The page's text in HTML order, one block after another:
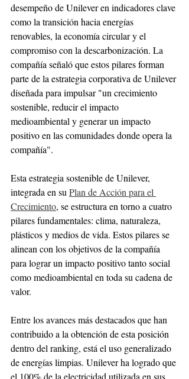
desempeño de Unilever en indicadores clave
como la transición hacia energías
renovables, la economía circular y el
compromiso con la descarbonización. La
compañía señaló que estos pilares forman
parte de la estrategia corporativa de Unilever
diseñada para impulsar "un crecimiento
sostenible, reducir el impacto
medioambiental y generar un impacto
positivo en las comunidades donde opera la
compañía".
Esta estrategia sostenible de Unilever,
integrada en su Plan de Acción para el
Crecimiento, se estructura en torno a cuatro
pilares fundamentales: clima, naturaleza,
plásticos y medios de vida. Estos pilares se
alinean con los objetivos de la compañía
para lograr un impacto positivo tanto social
como medioambiental en toda su cadena de
valor.
Entre los avances más destacados que han
contribuido a la obtención de esta posición
dentro del ranking, está el uso generalizado
de energías limpias. Unilever ha logrado que
el 100% de la electricidad utilizada en sus